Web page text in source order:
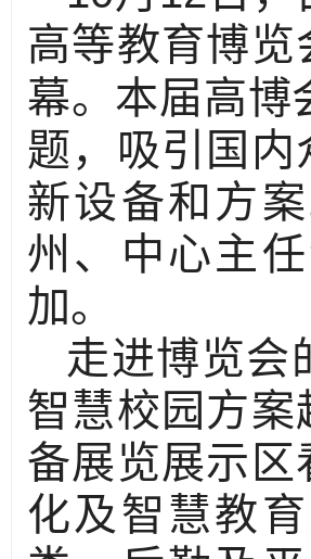
作
10月 12日，
高等教育博
幕。本届高博
题，吸引国
新设备和方
州、中心主
加。